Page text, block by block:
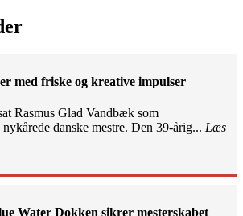
med friske og kreative impulser
Rasmus Glad Vandbæk som
danske mestre. Den 39-årig... Læs
Water Dokken sikrer mesterskabet